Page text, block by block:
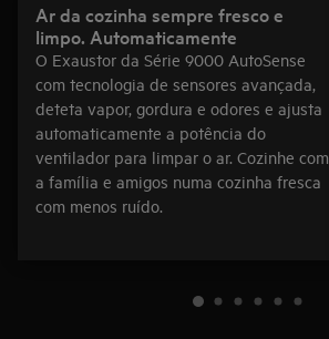
Ar da cozinha sempre fresco e
limpo. Automaticamente
O Exaustor da Série 9000 AutoSense
com tecnologia de sensores avançada,
deteta vapor, gordura e odores e ajusta
automaticamente a potência do
ventilador para limpar o ar. Cozinhe com
a família e amigos numa cozinha fresca
com menos ruído.